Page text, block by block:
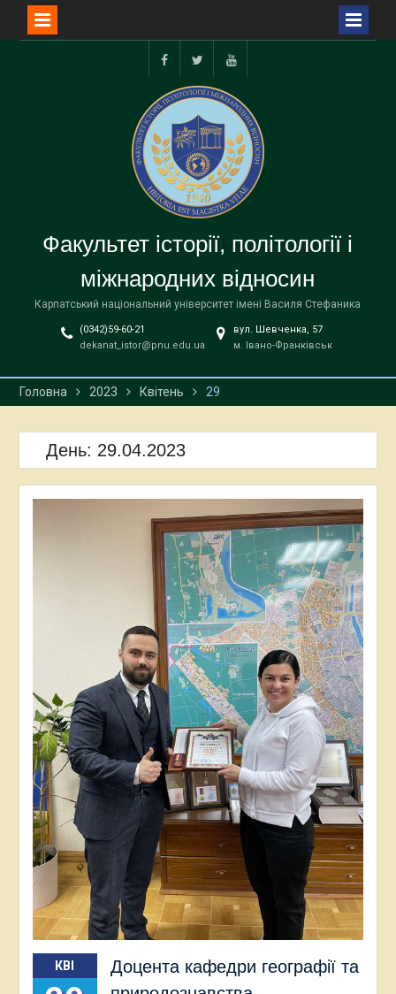
facebooktwitter youtube
Факультет історії, політології і
міжнародних відносин
Карпатський національний університет імені Василя Стефаника
(0342)59-60-21
dekanat_istor@pnu.edu.ua
вул. Шевченка, 57
м. Івано-Франківськ
Головна 2023 Квітень 29
День: 29.04.2023
КВІ
Доцента кафедри географії та